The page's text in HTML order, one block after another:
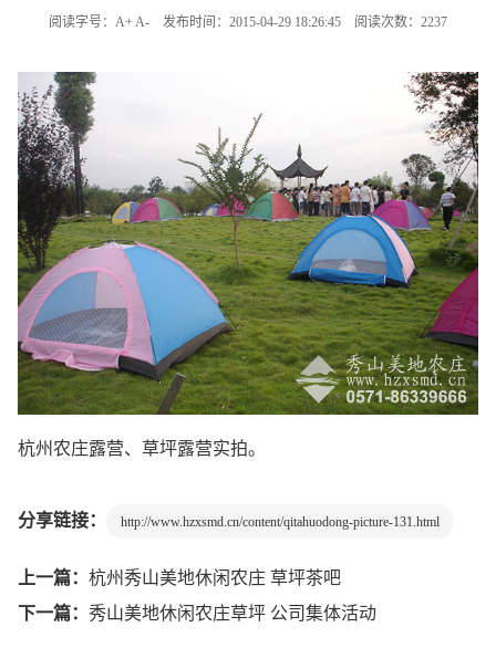
阅读字号： A+ A- 发布时间：2015-04-29 18:26:45 阅读次数：2237
杭州农庄露营、草坪露营实拍。
分享链接： http://www.hzxsmd.cn/content/qitahuodong-picture-131.html
上一篇： 杭州秀山美地休闲农庄 草坪茶吧
下一篇： 秀山美地休闲农庄草坪 公司集体活动